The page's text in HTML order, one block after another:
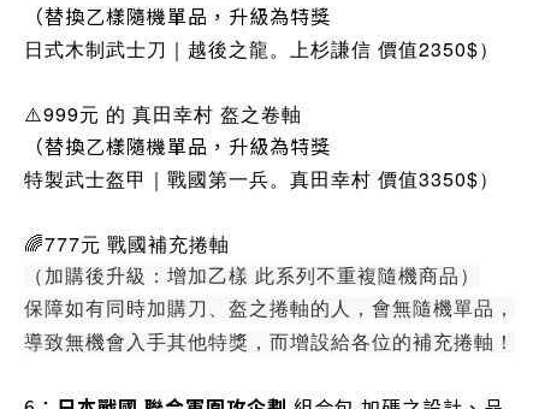
（替換乙樣隨機單品，升級為特獎
日式木制武士刀｜越後之龍。上杉謙信 價值2350$）
⚠️999元 的 真田幸村 盔之卷軸
（替換乙樣隨機單品，升級為特獎
特製武士盔甲｜戰國第一兵。真田幸村 價值3350$）
🌈777元 戰國補充捲軸
（加購後升級：增加乙樣 此系列不重複隨機商品）
保障如有同時加購刀、盔之捲軸的人，會無隨機單品，
導致無機會入手其他特獎，而增設給各位的補充捲軸！